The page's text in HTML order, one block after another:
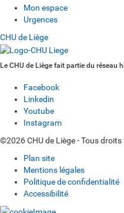
Mon espace
Urgences
CHU de Liège
Le CHU de Liège fait partie du réseau
Facebook
Linkedin
Youtube
Instagram
©2026 CHU de Liège - Tous droits
Plan site
Mentions légales
Politique de confidentialité
Accessibilité